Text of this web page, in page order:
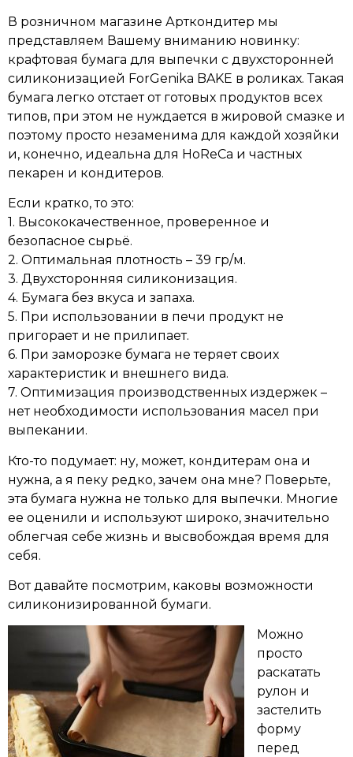
В розничном магазине Арткондитер мы
представляем Вашему вниманию новинку:
крафтовая бумага для выпечки с двухсторонней
силиконизацией ForGenika BAKE в роликах. Такая
бумага легко отстает от готовых продуктов всех
типов, при этом не нуждается в жировой смазке и
поэтому просто незаменима для каждой хозяйки
и, конечно, идеальна для HoReCa и частных
пекарен и кондитеров.
Если кратко, то это:
1. Высококачественное, проверенное и
безопасное сырьё.
2. Оптимальная плотность – 39 гр/м.
3. Двухсторонняя силиконизация.
4. Бумага без вкуса и запаха.
5. При использовании в печи продукт не
пригорает и не прилипает.
6. При заморозке бумага не теряет своих
характеристик и внешнего вида.
7. Оптимизация производственных издержек –
нет необходимости использования масел при
выпекании.
Кто-то подумает: ну, может, кондитерам она и
нужна, а я пеку редко, зачем она мне? Поверьте,
эта бумага нужна не только для выпечки. Многие
ее оценили и используют широко, значительно
облегчая себе жизнь и высвобождая время для
себя.
Вот давайте посмотрим, каковы возможности
силиконизированной бумаги.
Можно
просто
раскатать
рулон и
застелить
форму
перед